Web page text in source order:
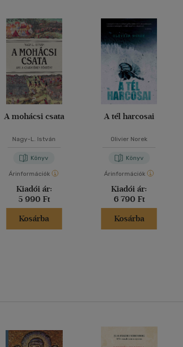
A mohácsi csata
Nagy-L. István
Könyv
Árinformációk
Kiadói ár:
5 990 Ft
Kosárba
A tél harcosai
Olivier Norek
Könyv
Árinformációk
Kiadói ár:
6 790 Ft
Kosárba